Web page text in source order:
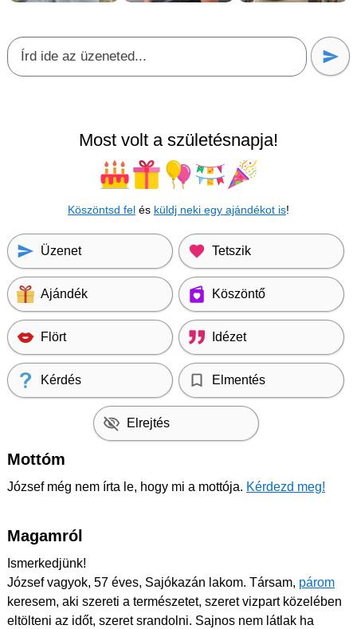
Most volt a születésnapja!
Köszöntsd fel és küldj neki egy ajándékot is!
Üzenet Tetszik
Ajándék Köszöntő
Flört Idézet
Kérdés Elmentés
Elrejtés
Mottóm
József még nem írta le, hogy mi a mottója. Kérdezd meg!
Magamról
Ismerkedjünk!
József vagyok, 57 éves, Sajókazán lakom. Társam, párom
keresem, aki szereti a természetet, szeret vizpart közelében
eltölteni az időt, szeret srandolni. Sajnos nem látlak ha